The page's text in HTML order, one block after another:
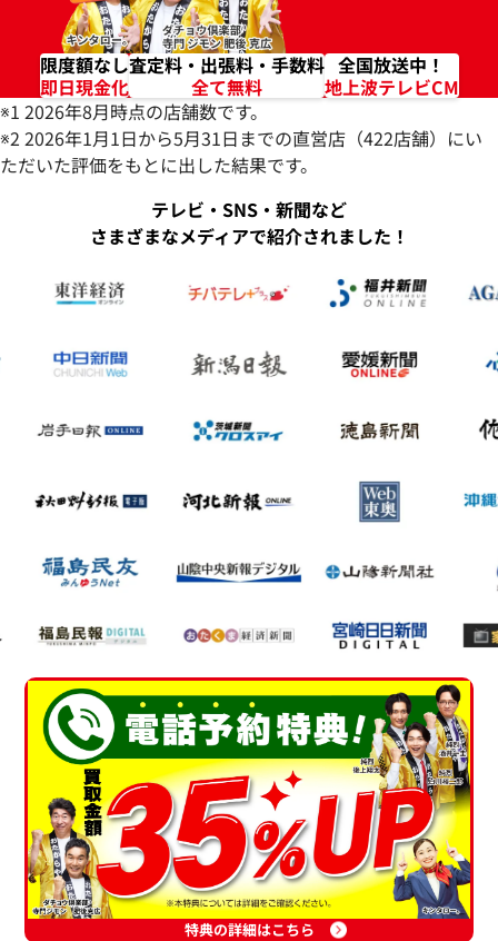
限度額なし
即日現金化
査定料・出張料・手数料
全て無料
全国放送中！
地上波テレビCM
※1 2026年8月時点の店舗数です。
※2 2026年1月1日から5月31日までの直営店（422店舗）にい
ただいた評価をもとに出した結果です。
テレビ・SNS・新聞など
さまざまなメディアで紹介されました！
特典の詳細はこちら